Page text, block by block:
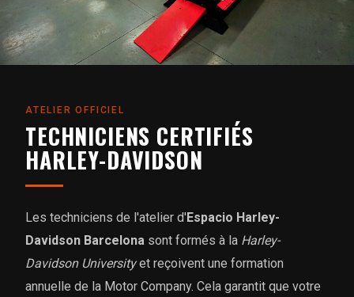
ATELIER OFFICIEL
TECHNICIENS CERTIFIÉS
HARLEY-DAVIDSON
Les techniciens de l'atelier d'Espacio Harley-
Davidson Barcelona sont formés à la Harley-
Davidson Universityet reçoivent une formation
annuelle de la Motor Company. Cela garantit que votre